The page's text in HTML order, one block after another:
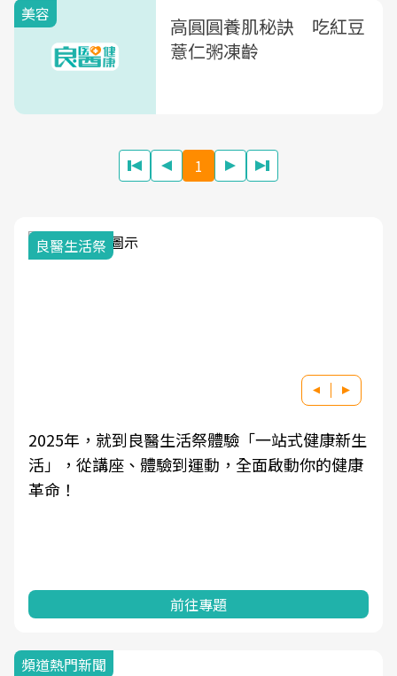
美容
高圓圓養肌秘訣 吃紅豆
薏仁粥凍齡
1
良醫生活祭
2025年，就到良醫生活祭體驗「一站式健康新生
活」，從講座、體驗到運動，全面啟動你的健康
革命！
前往專題
頻道熱門新聞